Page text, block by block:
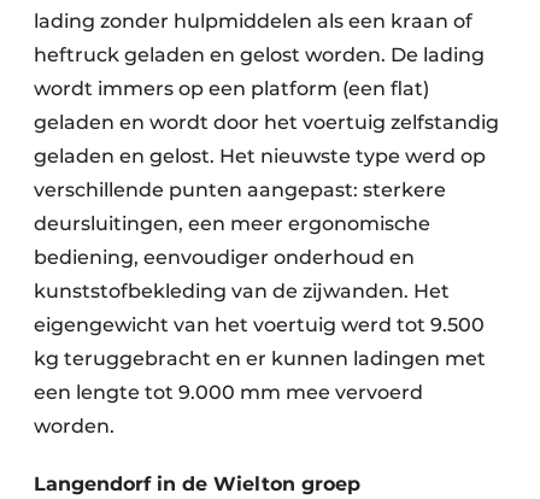
lading zonder hulpmiddelen als een kraan of
heftruck geladen en gelost worden. De lading
wordt immers op een platform (een flat)
geladen en wordt door het voertuig zelfstandig
geladen en gelost. Het nieuwste type werd op
verschillende punten aangepast: sterkere
deursluitingen, een meer ergonomische
bediening, eenvoudiger onderhoud en
kunststofbekleding van de zijwanden. Het
eigengewicht van het voertuig werd tot 9.500
kg teruggebracht en er kunnen ladingen met
een lengte tot 9.000 mm mee vervoerd
worden.
Langendorf in de Wielton groep